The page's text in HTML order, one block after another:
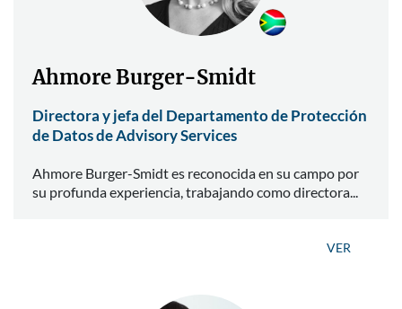
Ahmore Burger-Smidt
Directora y jefa del Departamento de Protección
de Datos de Advisory Services
Ahmore Burger-Smidt es reconocida en su campo por
su profunda experiencia, trabajando como directora...
VER